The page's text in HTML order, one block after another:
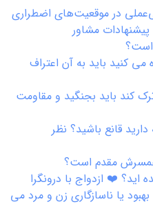
در موقعیت‌های اضطراری
مشاور
است؟
کنید باید به آن اعتراف
کند باید بجنگید و مقاومت
قانع باشید؟ نظر
همسرش مقدم است؟
❤️ ازدواج با درونگرا
یا ناسازگاری زن و مرد می